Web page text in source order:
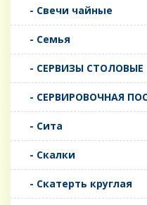
- Свечи чайные
- Семья
- СЕРВИЗЫ СТОЛОВЫЕ
- СЕРВИРОВОЧНАЯ
- Сита
- Скалки
- Скатерть круглая